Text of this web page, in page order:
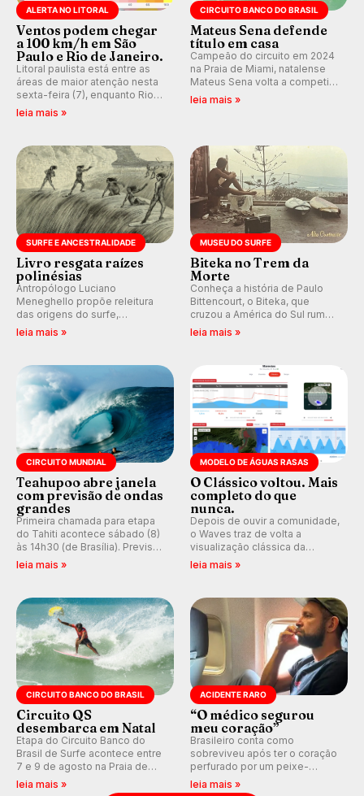
ALERTA NO LITORAL
Ventos podem chegar
a 100 km/h em São
Paulo e Rio de Janeiro.
Litoral paulista está entre as
áreas de maior atenção nesta
sexta-feira (7), enquanto Rio
de Janeiro também recebe
km/h em Itanhaém.
leia mais »
CIRCUITO BANCO DO BRASIL
Mateus Sena defende
título em casa
Campeão do circuito em 2024
na Praia de Miami, natalense
Mateus Sena volta a competir
em casa em busca de manter a
leia mais »
SURFE E ANCESTRALIDADE
Livro resgata raízes
polinésias
Antropólogo Luciano
Meneghello propõe releitura
das origens do surfe,
resgatando a cultura polinésia
prática em esporte e indústria.
leia mais »
MUSEU DO SURFE
Biteka no Trem da
Morte
Conheça a história de Paulo
Bittencourt, o Biteka, que
cruzou a América do Sul rumo
ao Pacífico em uma jornada
leia mais »
CIRCUITO MUNDIAL
Teahupoo abre janela
com previsão de ondas
grandes
Primeira chamada para etapa
do Tahiti acontece sábado (8)
às 14h30 (de Brasília). Previsão
indica swell consistente.
Kelly Slater convidado.
leia mais »
MODELO DE ÁGUAS RASAS
O Clássico voltou. Mais
completo do que
nunca.
Depois de ouvir a comunidade,
o Waves traz de volta a
visualização clássica da
previsão de águas rasas,
ondas para até 16 dias.
leia mais »
CIRCUITO BANCO DO BRASIL
Circuito QS
desembarca em Natal
Etapa do Circuito Banco do
Brasil de Surfe acontece entre
7 e 9 de agosto na Praia de
Miami (RN), em disputas
válidas pelo Qualifying Series
leia mais »
ACIDENTE RARO
“O médico segurou
meu coração”
Brasileiro conta como
sobreviveu após ter o coração
perfurado por um peixe-
agulha enquanto surfava na
Costa Rica.
leia mais »